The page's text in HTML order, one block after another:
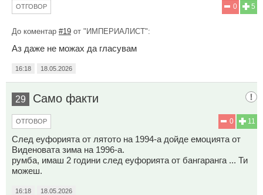
5
0
ОТГОВОР
До коментар #19 от "ИМПЕРИАЛИСТ":
Аз даже не можах да гласувам
16:18 18.05.2026
29 Само факти
11
0
ОТГОВОР
След еуфорията от лятото на 1994-а дойде емоцията от
Виденовата зима на 1996-а.
румба, имаш 2 години след еуфорията от бангаранга ... Ти
можеш.
16:18 18.05.2026